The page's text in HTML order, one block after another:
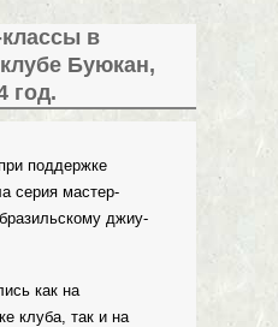
в
Буюкан,
год.
поддержке
серия мастер-
джиу-
как на
клуба, так и на